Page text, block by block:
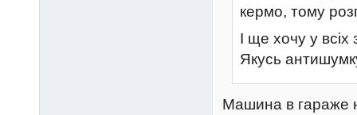
кермо, тому
І ще хочу у
Якусь
Машина в гараже